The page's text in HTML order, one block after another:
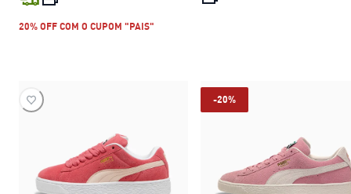
20% OFF COM O CUPOM "PAIS"
-20%